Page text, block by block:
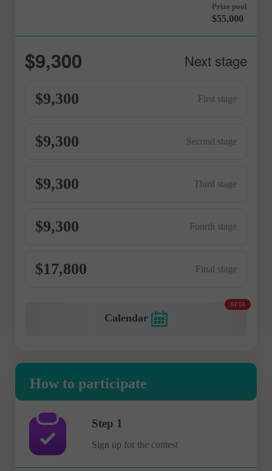
Prize pool
$55,000
$9,300 Next stage
First stage
$9,300
Second stage
$9,300
Third stage
$9,300
Fourth stage
$9,300
Final stage
$17,800
BETA
How to participate
Step 1
Sign up for the contest